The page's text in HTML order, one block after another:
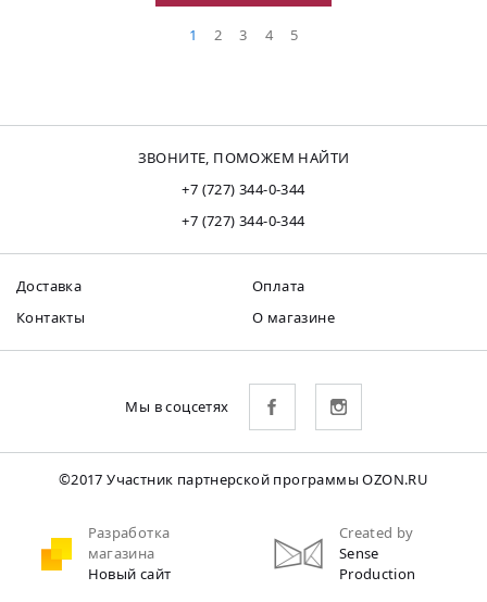
1 2 3 4 5
ЗВОНИТЕ, ПОМОЖЕМ НАЙТИ
+7 (727) 344-0-344
+7 (727) 344-0-344
Доставка
Оплата
Контакты
О магазине
Мы в соцсетях
©2017 Участник партнерской программы OZON.RU
Разработка
магазина
Новый сайт
Created by
Sense
Production